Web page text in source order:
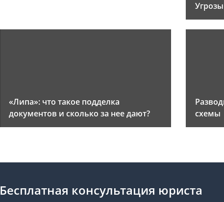
«Липа»: что такое подделка
документов и сколько за нее дают?
схемы
Бесплатная консультация юриста